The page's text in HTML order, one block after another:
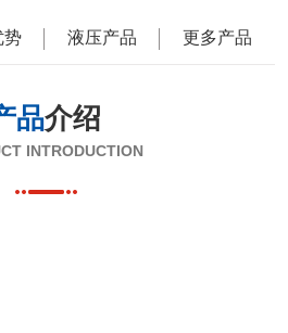
和方便快捷的服务。本公司有着精良的
贯彻“和谐，拼搏，开拓，创新”为企业
球化的今天，面对机遇和挑战，公司衷
，共创辉煌，为塑造民族知名品牌和气
势 液压产品 更多产品
品介绍
INTRODUCTION